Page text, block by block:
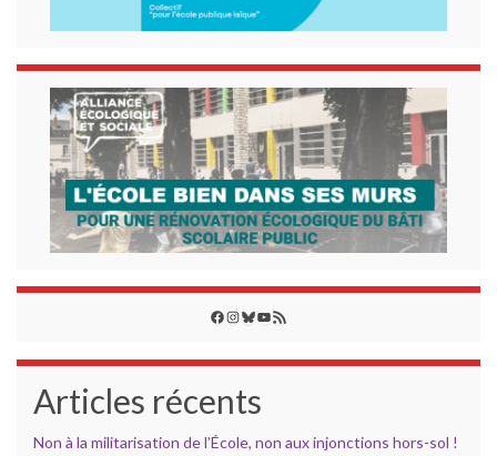
Facebook
Instagram
Bluesky
YouTube
Flux RSS
Articles récents
Non à la militarisation de l’École, non aux injonctions hors-sol !